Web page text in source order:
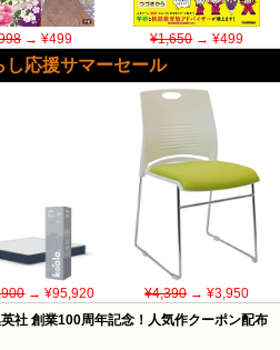
→ ¥499 ¥1,650→ ¥499
応援サマーセール
→ ¥95,920 ¥4,390→ ¥3,950
社 創業100周年記念！人気作クーポン配布